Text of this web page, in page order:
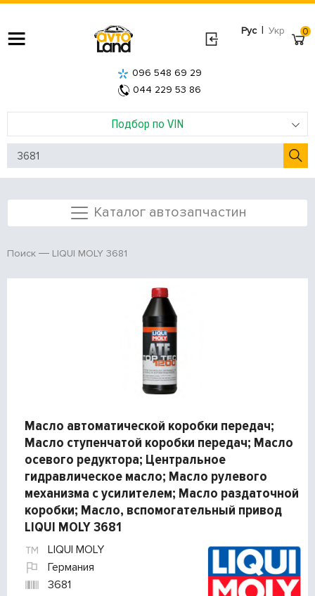
Рус | Укр
Подбор по VIN
096 548 69 29
044 229 53 86
0
Каталог автозапчастин
Поиск LIQUI MOLY 3681
Масло автоматической коробки передач;
Масло ступенчатой коробки передач; Масло
осевого редуктора; Центральное
гидравлическое масло; Масло рулевого
механизма с усилителем; Масло раздаточной
коробки; Масло, вспомогательный привод
LIQUI MOLY 3681
LIQUI MOLY
Германия
3681